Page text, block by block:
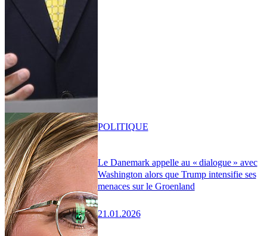
Le Danemark appelle au « dialogue » avec
Washington alors que Trump intensifie ses
menaces sur le Groenland
21.01.2026
POLITIQUE